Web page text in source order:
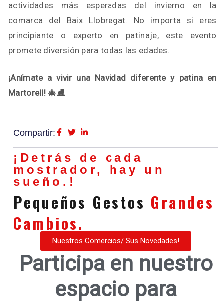
actividades más esperadas del invierno en la
comarca del Baix Llobregat. No importa si eres
principiante o experto en patinaje, este evento
promete diversión para todas las edades.
¡Anímate a vivir una Navidad diferente y patina en
Martorell! 🎄⛸️
Compartir:
¡Detrás de cada
mostrador, hay un
sueño.!
Pequeños Gestos Grandes
Cambios.
Nuestros Comercios/ Sus Novedades!
Participa en nuestro
espacio para